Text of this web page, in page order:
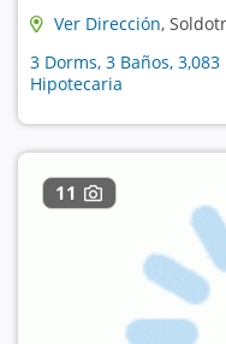
Ver Dirección,
3 Dorms, 3 Baños,
Hipotecaria
11